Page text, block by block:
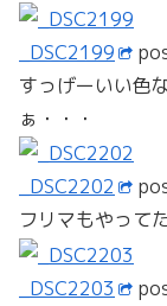
_DSC2199
すっげーいい色
ぁ・・・
_DSC2202
フリマもやって
_DSC2203